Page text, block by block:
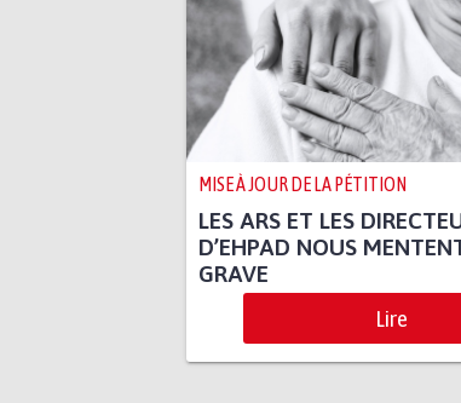
MISE À JOUR DE LA PÉTITION
LES ARS ET LES
D’EHPAD NOUS
GRAVE
Lire